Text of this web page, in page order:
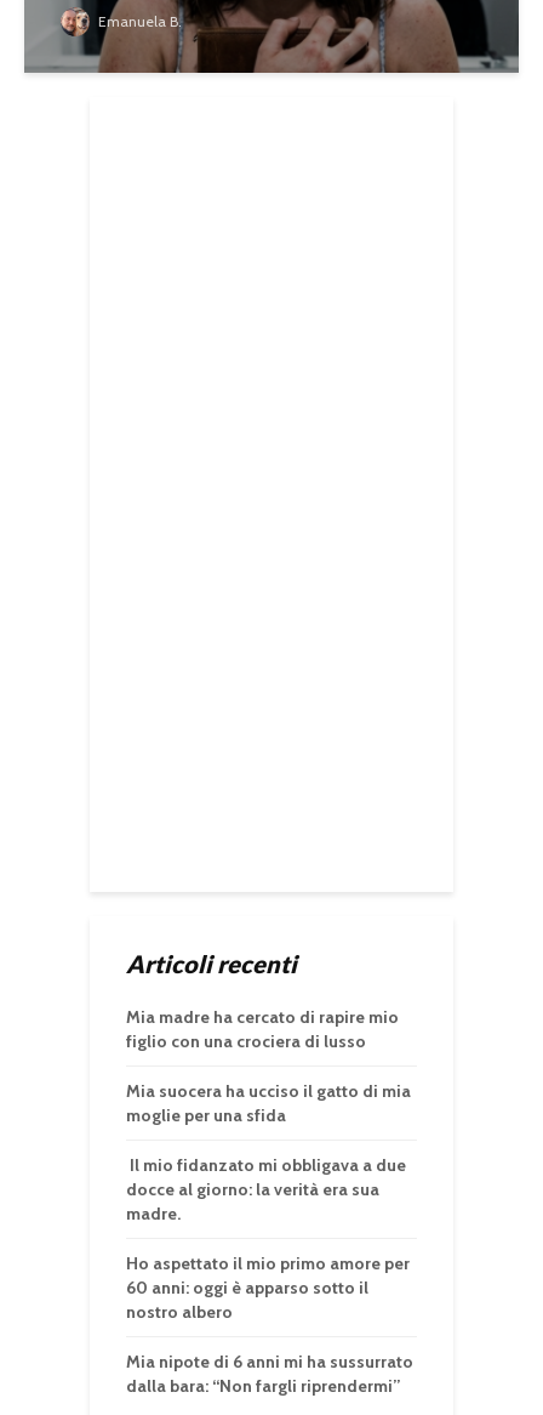
Emanuela B.
Articoli recenti
Mia madre ha cercato di rapire mio
figlio con una crociera di lusso
Mia suocera ha ucciso il gatto di mia
moglie per una sfida
Il mio fidanzato mi obbligava a due
docce al giorno: la verità era sua
madre.
Ho aspettato il mio primo amore per
60 anni: oggi è apparso sotto il
nostro albero
Mia nipote di 6 anni mi ha sussurrato
dalla bara: “Non fargli riprendermi”